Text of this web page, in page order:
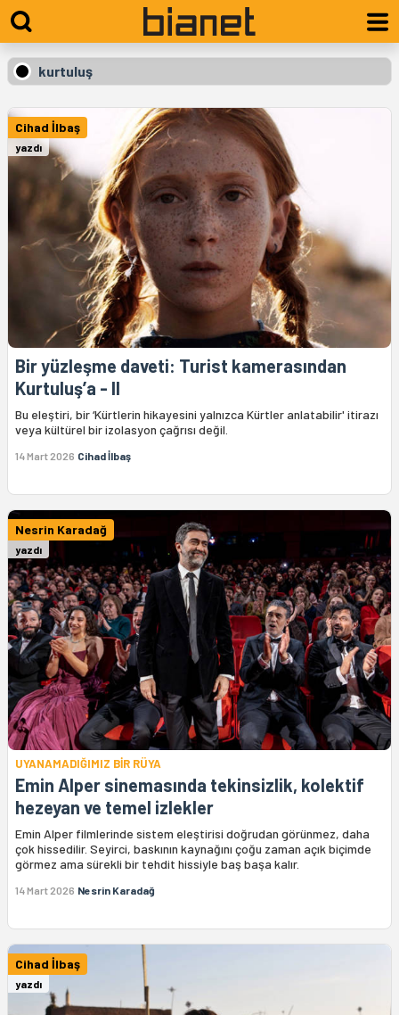
kurtuluş
Cihad İlbaş
yazdı
Bir yüzleşme daveti: Turist kamerasından
Kurtuluş’a - II
Bu eleştiri, bir ‘Kürtlerin hikayesini yalnızca Kürtler anlatabilir' itirazı
veya kültürel bir izolasyon çağrısı değil.
14 Mart 2026 Cihad İlbaş
Nesrin Karadağ
yazdı
UYANAMADIĞIMIZ BİR RÜYA
Emin Alper sinemasında tekinsizlik, kolektif
hezeyan ve temel izlekler
Emin Alper filmlerinde sistem eleştirisi doğrudan görünmez, daha
çok hissedilir. Seyirci, baskının kaynağını çoğu zaman açık biçimde
görmez ama sürekli bir tehdit hissiyle baş başa kalır.
14 Mart 2026 Nesrin Karadağ
Cihad İlbaş
yazdı